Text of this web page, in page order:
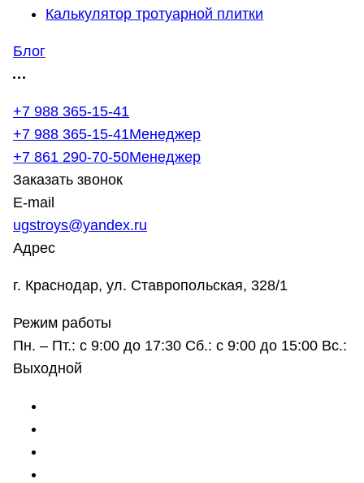
Калькулятор тротуарной плитки
Блог
+7 988 365-15-41
+7 988 365-15-41Менеджер
+7 861 290-70-50Менеджер
Заказать звонок
E-mail
ugstroys@yandex.ru
Адрес
г. Краснодар, ул. Ставропольская, 328/1
Режим работы
Пн. – Пт.: с 9:00 до 17:30 Сб.: с 9:00 до 15:00 Вс.:
Выходной